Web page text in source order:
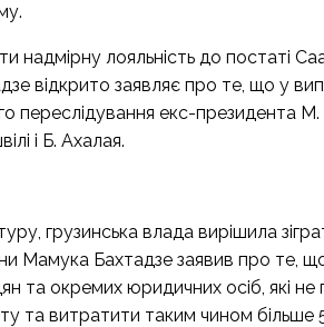
лояльність до постаті
відкрито заявляє про те, що у
переслідування екс-президента
і Б. Ахалая.
грузинська влада вирішила
Мамука Бахтадзе заявив про те,
та окремих юридичних осіб, які
витратити таким чином більше